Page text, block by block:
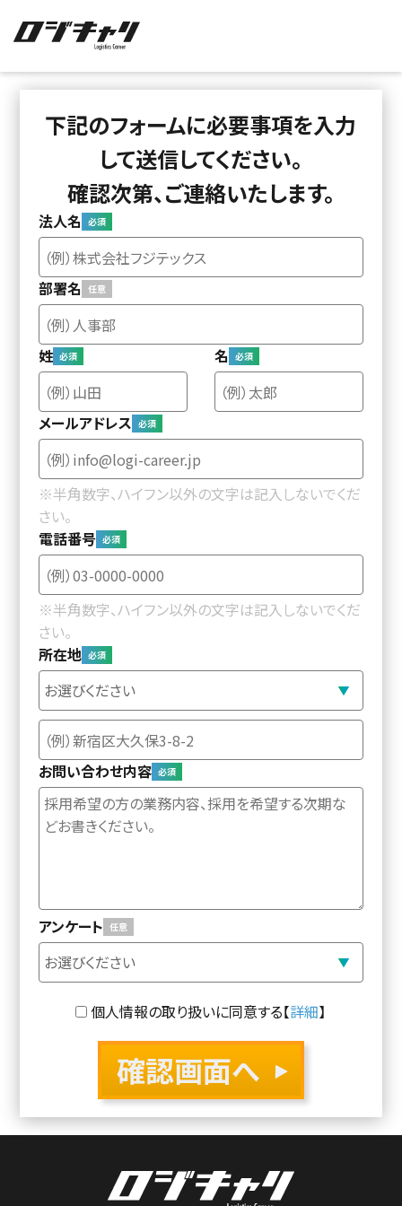
下記のフォームに必要事項を入力
して送信してください。
確認次第、ご連絡いたします。
法人名
部署名
姓 名
メールアドレス
※半角数字、ハイフン以外の文字は記入しないでくだ
さい。
電話番号
※半角数字、ハイフン以外の文字は記入しないでくだ
さい。
所在地
お問い合わせ内容
アンケート
個人情報の取り扱いに同意する【詳細】
確認画面へ